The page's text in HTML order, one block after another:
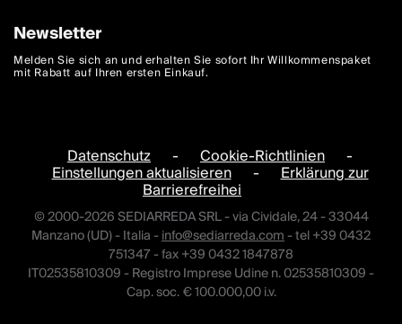
Newsletter
Melden Sie sich an und erhalten Sie sofort Ihr Willkommenspaket
mit Rabatt auf Ihren ersten Einkauf.
Datenschutz - Cookie-Richtlinien -
Einstellungen aktualisieren - Erklärung zur
Barrierefreihei
© 2000-2026 SEDIARREDA SRL - via Cividale, 24 - 33044
Manzano (UD) - Italia -info@sediarreda.com- tel +39 0432
751347 - fax +39 0432 1847878
IT02535810309 - Registro Imprese Udine n. 02535810309 -
Cap. soc. € 100.000,00 i.v.